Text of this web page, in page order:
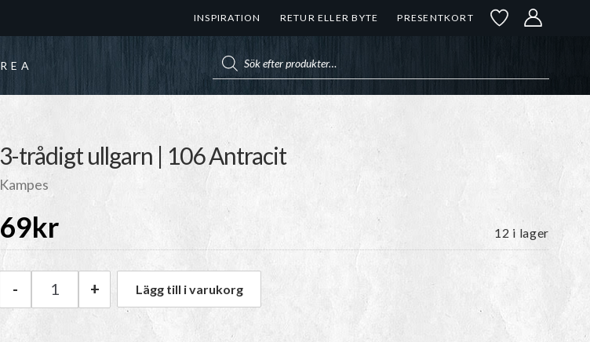
INSPIRATION RETUR ELLER BYTE PRESENTKORT
REA
3-trådigt ullgarn | 106 Antracit
Kampes
69kr 12 i lager
Kampes 3-trådigt ullgarn | 106 Antracit mängd
- + Lägg till i varukorg